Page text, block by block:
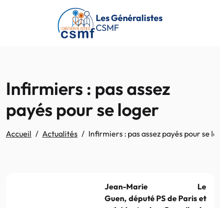
Passer au contenu principal
Les Généralistes
CSMF
Infirmiers : pas assez
payés pour se loger
Accueil Actualités Infirmiers : pas assez payés pour se
Jean-Marie Le
Guen, député PS de Paris et